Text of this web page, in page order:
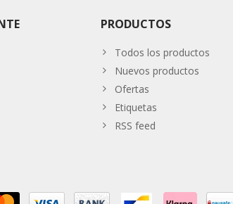
PRODUCTOS
Todos los productos
Nuevos productos
Ofertas
Etiquetas
RSS feed